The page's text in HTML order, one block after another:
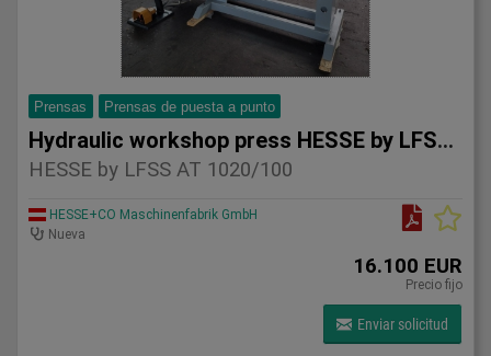
Prensas Prensas de puesta a punto
Hydraulic workshop press HESSE by LFSS AT 1020/100
HESSE by LFSS AT 1020/100
HESSE+CO Maschinenfabrik GmbH
Nueva
16.100 EUR
Precio fijo
Enviar solicitud